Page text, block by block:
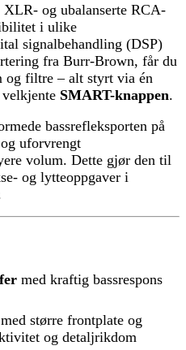
XLR- og ubalanserte RCA-
i ulike
signalbehandling (DSP)
fra Burr-Brown, får du
filtre – alt styrt via én
SMART-knappen.
bassrefleksporten på
uforvrengt
volum. Dette gjør den til
og lytteoppgaver i
med kraftig bassrespons
med større frontplate og
og detaljrikdom